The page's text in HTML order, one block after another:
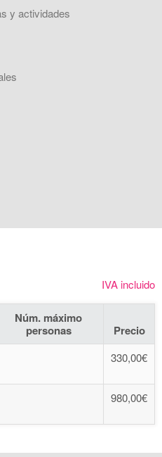
y actividades
IVA incluido
Núm. máximo
personas
Precio
330,00€
980,00€